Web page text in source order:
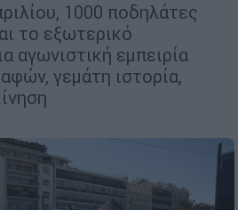
1000 ποδηλάτες
το εξωτερικό
αγωνιστική εμπειρία
γεμάτη ιστορία,